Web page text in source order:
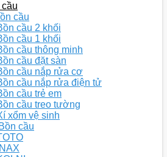
cầu
cầu
cầu 2 khối
cầu 1 khối
cầu thông minh
cầu đặt sàn
cầu nắp rửa cơ
cầu nắp rửa điện tử
cầu trẻ em
cầu treo tường
xổm vệ sinh
cầu
INAX